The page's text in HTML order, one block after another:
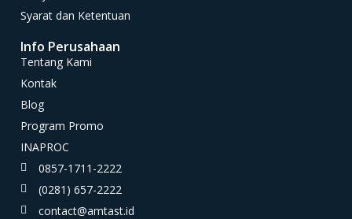
Syarat dan Ketentuan
Info Perusahaan
Tentang Kami
Kontak
Blog
Program Promo
INAPROC
0857-1711-2222
(0281) 657-2222
contact@amtast.id